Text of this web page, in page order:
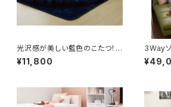
光沢感が美しい藍色のこたつ！ま
るでフリース！フランネル素材の
リバーシブルこたつ布団（ネイビ
¥11,800
3Way
デザイナ